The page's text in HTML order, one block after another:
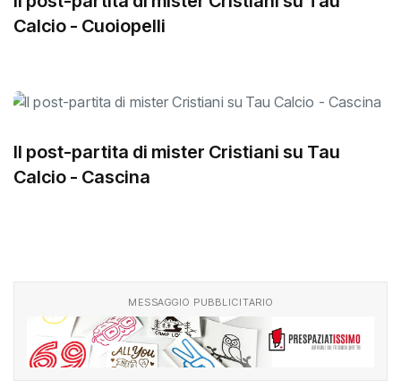
Calcio - Cuoiopelli
Il post-partita di mister Cristiani su Tau
Calcio - Cascina
MESSAGGIO PUBBLICITARIO